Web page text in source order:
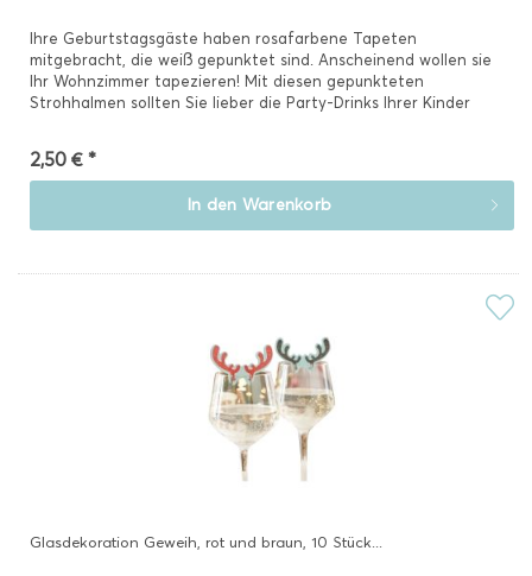
Ihre Geburtstagsgäste haben rosafarbene Tapeten
mitgebracht, die weiß gepunktet sind. Anscheinend wollen sie
Ihr Wohnzimmer tapezieren! Mit diesen gepunkteten
Strohhalmen sollten Sie lieber die Party-Drinks Ihrer Kinder
2,50 € *
In den Warenkorb
Glasdekoration Geweih, rot und braun, 10 Stück...